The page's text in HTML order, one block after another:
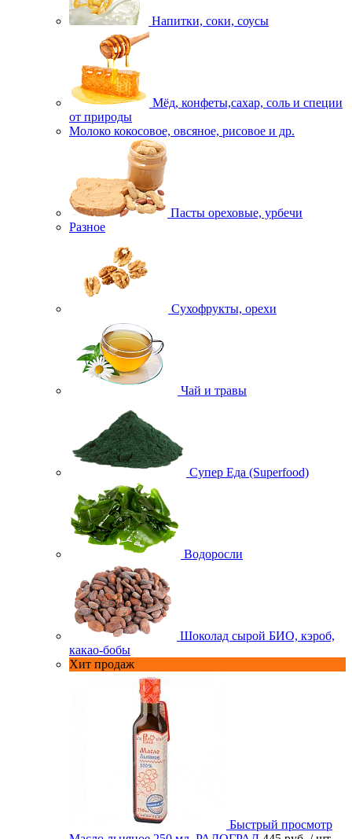
Напитки, соки, соусы
Мёд, конфеты,сахар, соль и специи
от природы
Молоко кокосовое, овсяное, рисовое и др.
Пасты ореховые, урбечи
Разное
Сухофрукты, орехи
Чай и травы
Супер Еда (Superfood)
Водоросли
Шоколад сырой БИО, кэроб,
какао-бобы
Хит продаж
Быстрый просмотр